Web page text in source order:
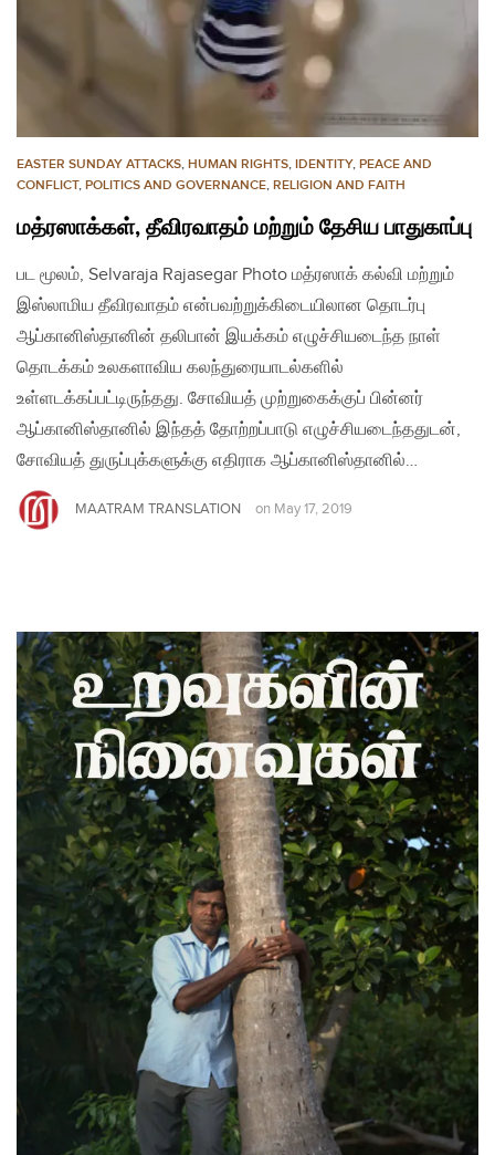
EASTER SUNDAY ATTACKS, HUMAN RIGHTS, IDENTITY, PEACE AND
CONFLICT, POLITICS AND GOVERNANCE, RELIGION AND FAITH
மத்ரஸாக்கள், தீவிரவாதம் மற்றும் தேசிய பாதுகாப்பு
பட மூலம், Selvaraja Rajasegar Photo மத்ரஸாக் கல்வி மற்றும்
இஸ்லாமிய தீவிரவாதம் என்பவற்றுக்கிடையிலான தொடர்பு
ஆப்கானிஸ்தானின் தலிபான் இயக்கம் எழுச்சியடைந்த நாள்
தொடக்கம் உலகளாவிய கலந்துரையாடல்களில்
உள்ளடக்கப்பட்டிருந்தது. சோவியத் முற்றுகைக்குப் பின்னர்
ஆப்கானிஸ்தானில் இந்தத் தோற்றப்பாடு எழுச்சியடைந்ததுடன்,
சோவியத் துருப்புக்களுக்கு எதிராக ஆப்கானிஸ்தானில்…
MAATRAM TRANSLATION on May 17, 2019